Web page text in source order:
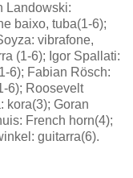
Landowski:
baixo, tuba(1-6);
vibrafone,
(1-6); Igor Spallati:
6); Fabian Rösch:
6); Roosevelt
kora(3); Goran
French horn(4);
guitarra(6).